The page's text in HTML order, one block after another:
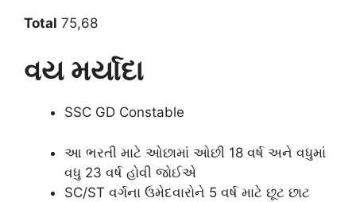
Total 75,68
વય મર્યાદા
SSC GD Constable
આ ભરતી માટે ઓછામાં ઓછી 18 વર્ષ અને વધુમાં
વધુ 23 વર્ષ હોવી જોઈએ
SC/ST વર્ગના ઉમેદવારોને 5 વર્ષ માટે છૂટ છાટ